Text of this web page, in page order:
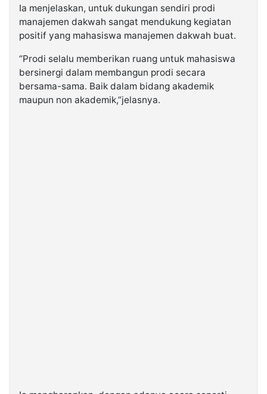
Ia menjelaskan, untuk dukungan sendiri prodi
manajemen dakwah sangat mendukung kegiatan
positif yang mahasiswa manajemen dakwah buat.
“Prodi selalu memberikan ruang untuk mahasiswa
bersinergi dalam membangun prodi secara
bersama-sama. Baik dalam bidang akademik
maupun non akademik,”jelasnya.